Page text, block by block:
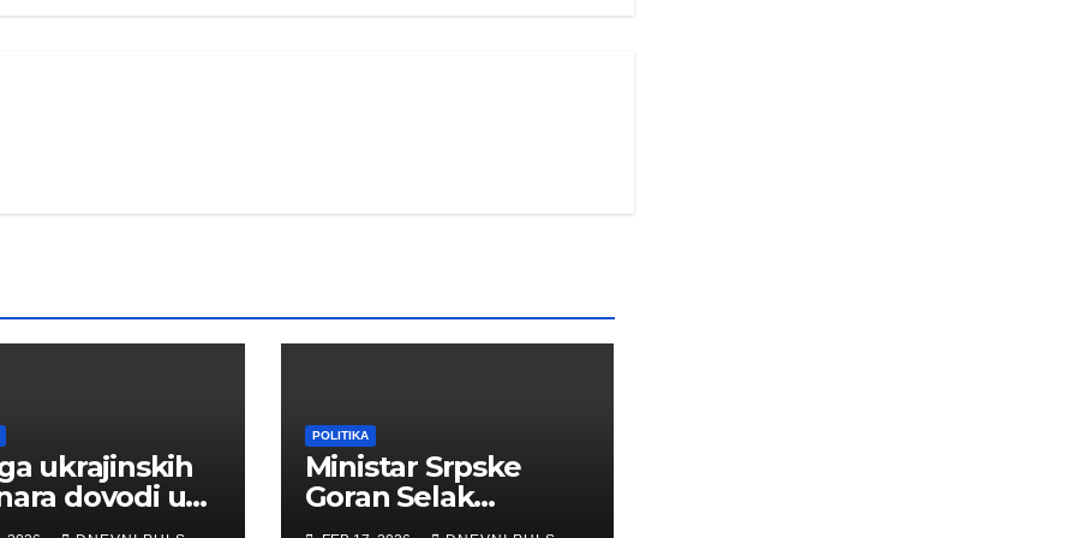
ukrajinskih
dovodi u
vojnu
POLITIKA
Ministar Srpske
Goran Selak
odlikovan